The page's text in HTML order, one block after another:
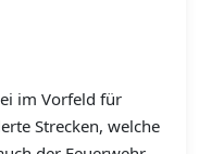
im Vorfeld für
Strecken, welche